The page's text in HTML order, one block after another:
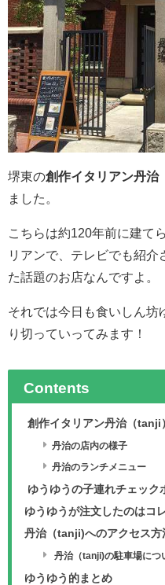
堺東の創作イタリアン丹治
ました。
こちらは約120年前に建て
リアンで、テレビでも紹介
た話題のお店なんですよ。
それでは今日も食いしん坊
り切っていってみます！
Contents
創作イタリアン丹治（tanji
丹治の店内の様子
丹治のランチメニュー
ゆうゆうの子連れチェック
ゆうゆうが注文したのはコ
丹治（tanji)へのアクセス方
丹治（tanji)の駐車場につ
ゆうゆう的まとめ